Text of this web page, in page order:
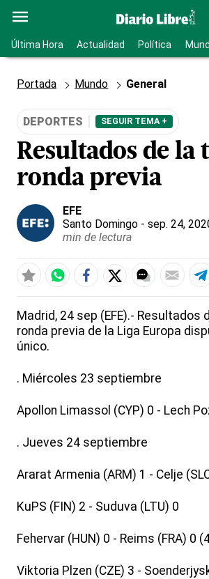
Última Hora Actualidad Política
Portada Mundo General
DEPORTES SEGUIR TEMA +
Resultados de la
ronda previa
EFE
Santo Domingo - sep. 24,
min de lectura
Madrid, 24 sep (EFE).- Resultados
ronda previa de la Liga Europa
único.
. Miércoles 23 septiembre
Apollon Limassol (CYP) 0 - Lech
. Jueves 24 septiembre
Ararat Armenia (ARM) 1 - Celje
KuPS (FIN) 2 - Suduva (LTU) 0
Fehervar (HUN) 0 - Reims (FRA) 0
Viktoria Plzen (CZE) 3 -